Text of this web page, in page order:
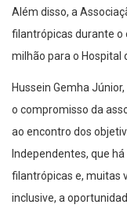
filantrópicas durante o
milhão para o Hospital
o compromisso da
ao encontro dos
Independentes, que há
filantrópicas e, muitas
inclusive, a
declarar os